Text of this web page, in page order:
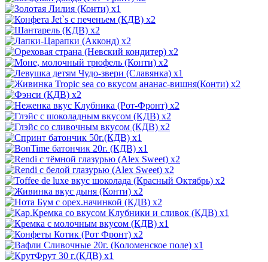
x1
x2
x2
x2
x2
x2
x1
x2
x2
x2
x2
x2
x1
x1
x2
x2
x2
x2
x2
x1
x1
x2
x1
x1